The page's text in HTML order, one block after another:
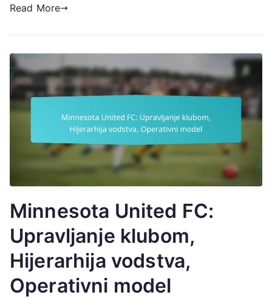
Read More
Minnesota United FC:
Upravljanje klubom,
Hijerarhija vodstva,
Operativni model